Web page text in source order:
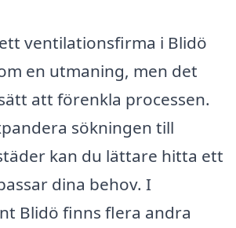
ventilationsfirma i Blidö
en utmaning, men det
att förenkla processen.
sökningen till
kan du lättare hitta ett
dina behov. I
Blidö finns flera andra